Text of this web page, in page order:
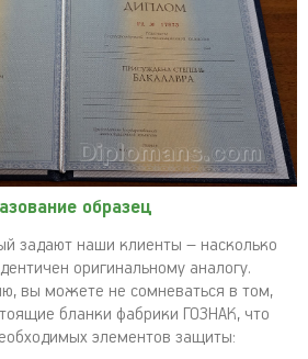
образец
задают наши клиенты – насколько
оригинальному аналогу.
вы можете не сомневаться в том,
бланки фабрики ГОЗНАК, что
элементов защиты: